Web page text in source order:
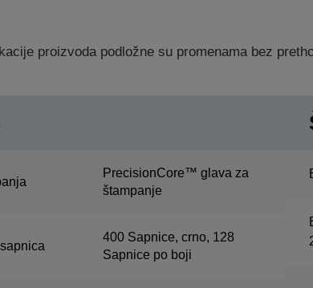
proizvoda podložne su promenama bez
PrecisionCore™ glava za
štampanje
400 Sapnice, crno, 128
Sapnice po boji